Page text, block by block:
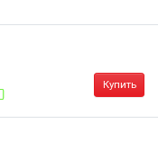
Купить